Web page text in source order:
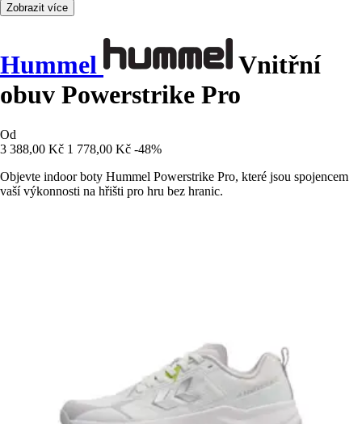
Zobrazit více
Hummel
Vnitřní
obuv Powerstrike Pro
Od
3 388,00 Kč 1 778,00 Kč -48%
Objevte indoor boty Hummel Powerstrike Pro, které jsou spojencem
vaší výkonnosti na hřišti pro hru bez hranic.